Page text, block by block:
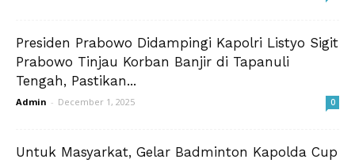
Presiden Prabowo Didampingi Kapolri Listyo Sigit
Prabowo Tinjau Korban Banjir di Tapanuli
Tengah, Pastikan...
Admin - December 1, 2025 0
Untuk Masyarkat, Gelar Badminton Kapolda Cup